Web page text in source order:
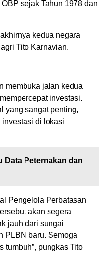
sejak Tahun 1978 dan
kedua negara
Tito Karnavian.
membuka jalan kedua
investasi.
yang sangat penting,
investasi di lokasi
Data Peternakan dan
Pengelola Perbatasan
akan segera
jauh dari sungai
PLBN baru. Semoga
tumbuh”, pungkas Tito